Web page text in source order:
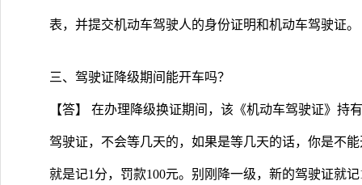
表，并提交机动车驾驶人的身份证明和机动车驾驶证。
三、驾驶证降级期间能开车吗？
【答】 在办理降级换证期间，该《机动车驾驶证》持
驾驶证，不会等几天的，如果是等几天的话，你是不
就是记1分，罚款100元。别刚降一级，新的驾驶证就记